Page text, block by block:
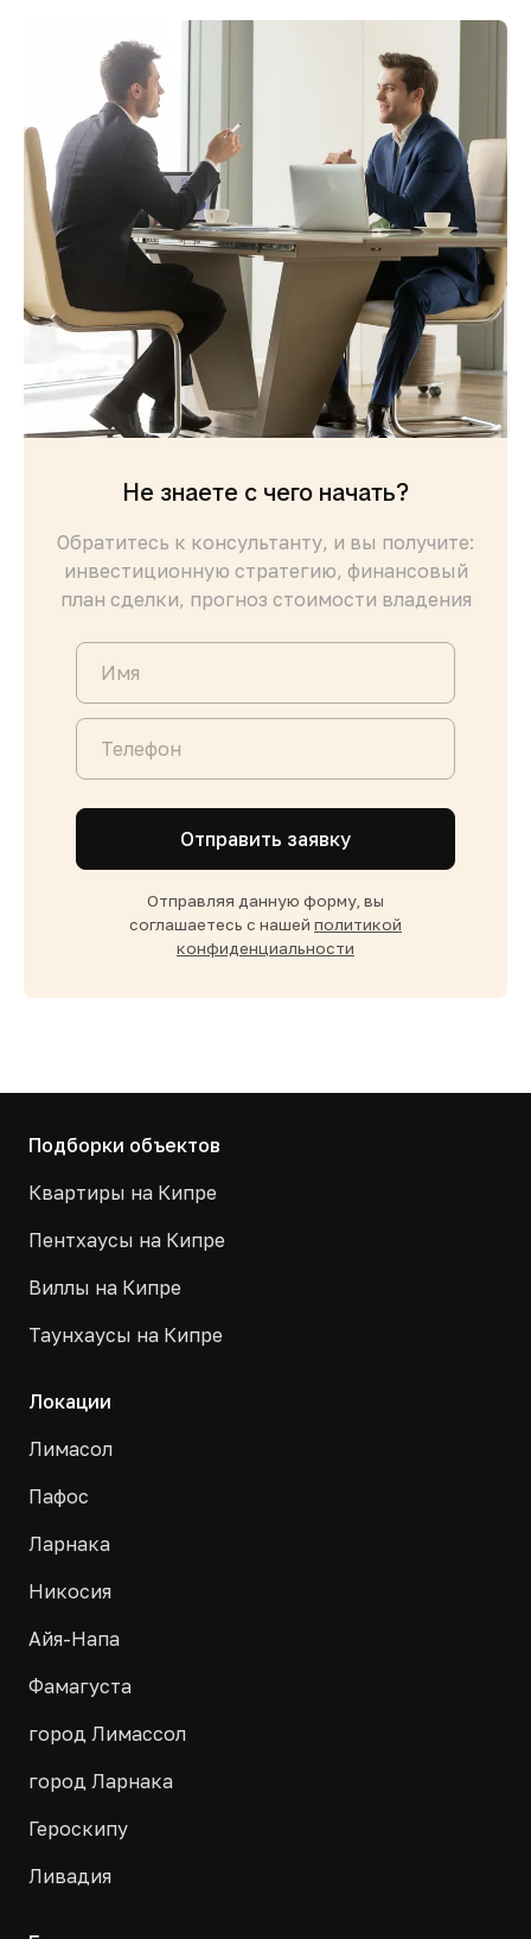
Не знаете с чего начать?
Обратитесь к консультанту, и вы получите:
инвестиционную стратегию, финансовый
план сделки, прогноз стоимости владения
Отправить заявку
Отправляя данную форму, вы
соглашаетесь с нашей политикой
конфиденциальности
Подборки объектов
Квартиры на Кипре
Пентхаусы на Кипре
Виллы на Кипре
Таунхаусы на Кипре
Локации
Лимасол
Пафос
Ларнака
Никосия
Айя-Напа
Фамагуста
город Лимассол
город Ларнака
Героскипу
Ливадия